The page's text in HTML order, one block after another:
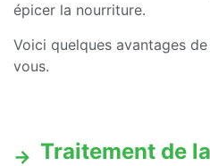
épicer la nourriture.
Voici quelques avantages
vous.
Traitement de